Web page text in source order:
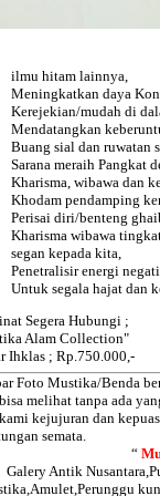
ilmu hitam lainnya,
Meningkatkan daya
Kerejekian/mudah di
Mendatangkan
Buang sial dan ruwatan
Sarana meraih Pangkat
Kharisma, wibawa dan
Khodam pendamping
Perisai diri/benteng
Kharisma wibawa
segan kepada kita,
Penetralisir energi
Untuk segala hajat dan
Segera Hubungi ;
Alam Collection"
Ihklas ; Rp.750.000,-
Foto Mustika/Benda
melihat tanpa ada
kejujuran dan
semata.
“
Galery Antik